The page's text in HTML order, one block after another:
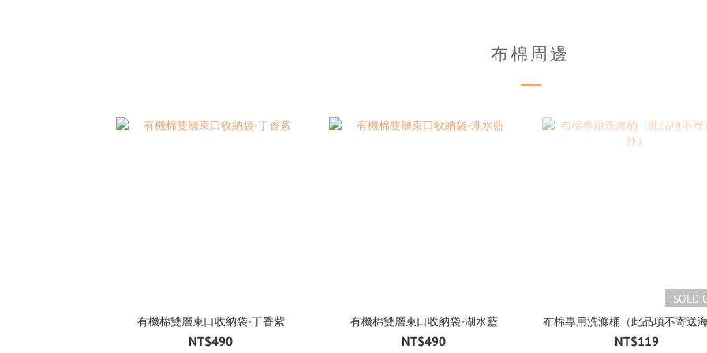
布棉周邊
有機棉雙層束口收納袋-丁香紫
NT$490
有機棉雙層束口收納袋-湖水藍
NT$490
SOLD
布棉專用洗滌桶（此品項不寄送海
NT$119